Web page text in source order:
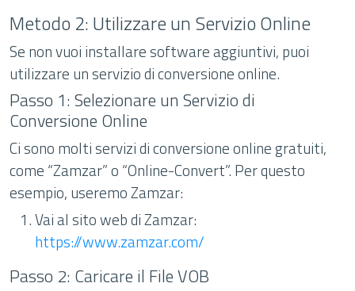
Metodo 2: Utilizzare un Servizio Online
Se non vuoi installare software aggiuntivi, puoi
utilizzare un servizio di conversione online.
Passo 1: Selezionare un Servizio di
Conversione Online
Ci sono molti servizi di conversione online gratuiti,
come “Zamzar” o “Online-Convert”. Per questo
esempio, useremo Zamzar:
Vai al sito web di Zamzar:
https://www.zamzar.com/
Passo 2: Caricare il File VOB